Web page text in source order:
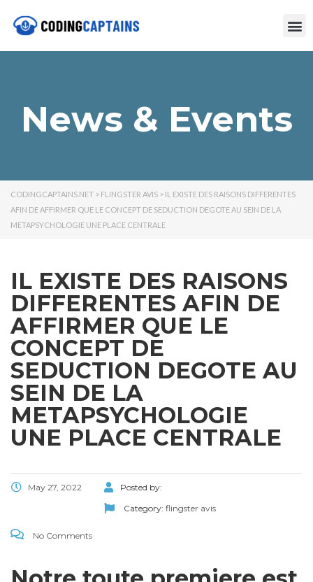
News & Events
CODINGCAPTAINS.NET > FLINGSTER AVIS > IL EXISTE DES RAISONS DIFFERENTES
AFIN DE AFFIRMER QUE LE CONCEPT DE SEDUCTION DEGOTE AU SEIN DE LA
METAPSYCHOLOGIE UNE PLACE CENTRALE
IL EXISTE DES RAISONS
DIFFERENTES AFIN DE
AFFIRMER QUE LE
CONCEPT DE
SEDUCTION DEGOTE AU
SEIN DE LA
METAPSYCHOLOGIE
UNE PLACE CENTRALE
May 27, 2022
Posted by:
Category: flingster avis
No Comments